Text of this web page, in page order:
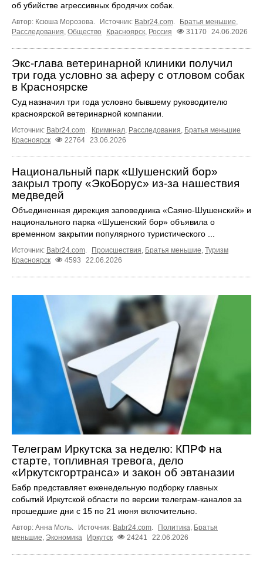
об убийстве агрессивных бродячих собак.
Автор: Ксюша Морозова. Источник: Babr24.com. Братья меньшие,
Расследования, Общество Красноярск, Россия 31170 24.06.2026
Экс-глава ветеринарной клиники получил
три года условно за аферу с отловом собак
в Красноярске
Суд назначил три года условно бывшему руководителю
красноярской ветеринарной компании.
Источник: Babr24.com. Криминал, Расследования, Братья меньшие
Красноярск
22764 23.06.2026
Национальный парк «Шушенский бор»
закрыл тропу «ЭкоБорус» из-за нашествия
медведей
Объединенная дирекция заповедника «Саяно-Шушенский» и
национального парка «Шушенский бор» объявила о
временном закрытии популярного туристического ...
Источник: Babr24.com. Происшествия, Братья меньшие, Туризм
Красноярск
4593 22.06.2026
Телеграм Иркутска за неделю: КПРФ на
старте, топливная тревога, дело
«Иркутскгортранса» и закон об эвтаназии
Бабр представляет еженедельную подборку главных
событий Иркутской области по версии телеграм-каналов за
прошедшие дни с 15 по 21 июня включительно.
Автор: Анна Моль. Источник: Babr24.com. Политика, Братья
меньшие, Экономика Иркутск 24241 22.06.2026